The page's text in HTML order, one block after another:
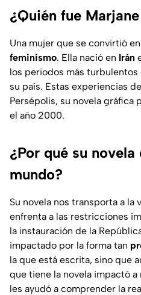
¿Quién fue
Una mujer que se convirtió
feminismo. Ella nació en Irán
los periodos más
su país. Estas experiencias
Persépolis, su novela gráfica
el año 2000.
¿Por qué su
mundo?
Su novela nos transporta a la
enfrenta a las restricciones
la instauración de la
impactado por la forma tan
la que está escrita, sino que
que tiene la novela impactó
les ayudó a comprender la